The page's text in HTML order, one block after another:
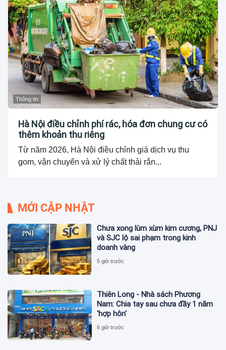
Thông tin
Hà Nội điều chỉnh phí rác, hóa đơn chung cư có
thêm khoản thu riêng
Từ năm 2026, Hà Nội điều chỉnh giá dịch vụ thu
gom, vận chuyển và xử lý chất thải rắn...
MỚI CẬP NHẬT
Chưa xong lùm xùm kim cương, PNJ
và SJC lộ sai phạm trong kinh
doanh vàng
5 giờ trước
Thiên Long - Nhà sách Phương
Nam: Chia tay sau chưa đầy 1 năm
'hợp hôn'
6 giờ trước